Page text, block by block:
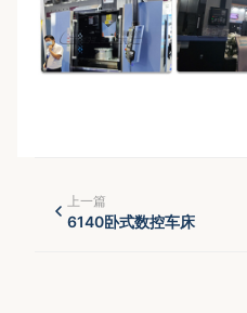
上一篇
6140卧式数控车床